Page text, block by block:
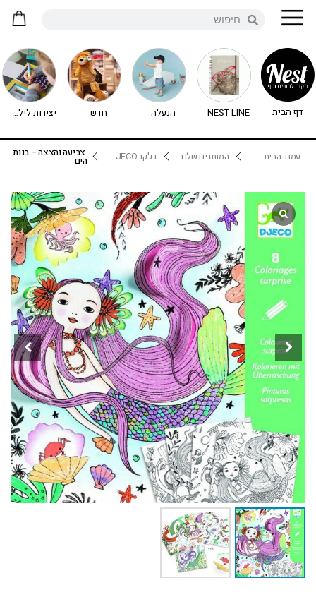
דף הבית NEST LINE הנעלה חדש יצירות לילדים - יצירה לילדים
עמוד הבית המותגים שלנו דג'קו-DJECO נימיגו צביעה והצצה – בנות
הים